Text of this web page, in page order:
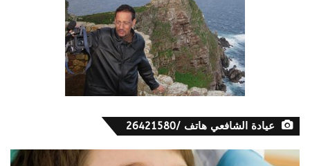
عيادة الشافعي هاتف /26421580